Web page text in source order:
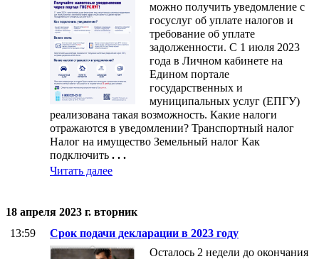
можно получить уведомление с
госуслуг об уплате налогов и
требование об уплате
задолженности. С 1 июля 2023
года в Личном кабинете на
Едином портале
государственных и
муниципальных услуг (ЕПГУ)
реализована такая возможность. Какие налоги
отражаются в уведомлении? Транспортный налог
Налог на имущество Земельный налог Как
подключить . . .
Читать далее
18 апреля 2023 г. вторник
13:59
Срок подачи декларации в 2023 году
Осталось 2 недели до окончания